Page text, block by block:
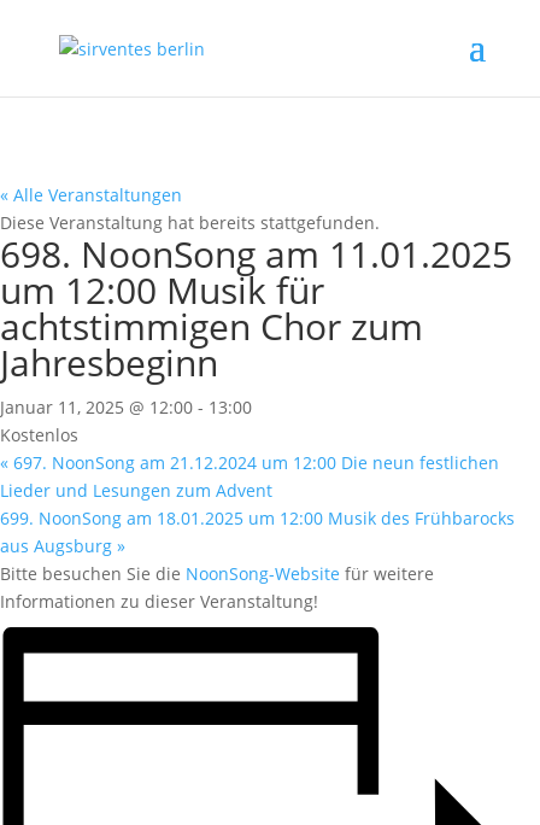
« Alle Veranstaltungen
Diese Veranstaltung hat bereits stattgefunden.
698. NoonSong am 11.01.2025
um 12:00 Musik für
achtstimmigen Chor zum
Jahresbeginn
Januar 11, 2025 @ 12:00 - 13:00
Kostenlos
« 697. NoonSong am 21.12.2024 um 12:00 Die neun festlichen
Lieder und Lesungen zum Advent
699. NoonSong am 18.01.2025 um 12:00 Musik des Frühbarocks
aus Augsburg »
Bitte besuchen Sie die NoonSong-Website für weitere
Informationen zu dieser Veranstaltung!